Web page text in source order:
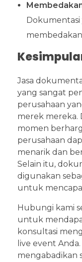
Jasa
yang sangat
perusahaan
merek mereka.
momen
perusahaan
menarik dan
Selain itu,
digunakan
untuk
Hubungi kami
untuk
konsultasi
live event
mengabadikan